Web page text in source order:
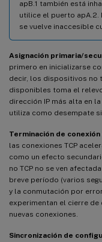
apB.1 también está
utilice el puerto
se vuelve inaccesible
Asignación primaria/
primero en inicializarse
decir, los dispositivos no
disponibles toma el
dirección IP más alta en
utiliza como desempate
Terminación de
las conexiones TCP
como un efecto
no TCP no se ven
breve período (varios
y la conmutación por
experimentan el cierre
nuevas conexiones.
Sincronización de